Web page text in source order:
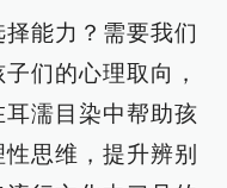
能力？需要我们
们的心理取向，
濡目染中帮助孩
思维，提升辨别